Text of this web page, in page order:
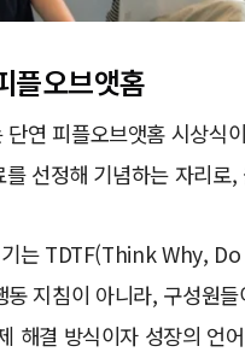
플오브앳홈
연 피플오브앳홈 시상식
선정해 기념하는 자리로
기는 TDTF(Think Why,
지침이 아니라, 구성원들
해결 방식이자 성장의 언